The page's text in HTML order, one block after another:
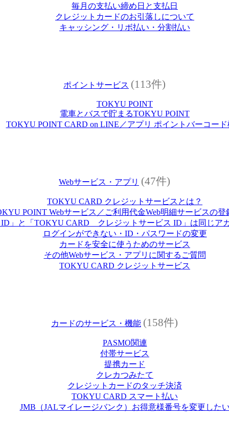
毎月の支払い締め日と支払日
クレジットカードのお引落しについて
キャッシング・リボ払い・分割払い
ポイントサービス (113件)
TOKYU POINT
電車とバスで貯まるTOKYU POINT
TOKYU POINT CARD on LINE／アプリ ポイントバーコード
Webサービス・アプリ (47件)
TOKYU CARD クレジットサービスとは？
POINT Webサービス／ご利用代金Web明細サービスの登
」と「TOKYU CARD クレジットサービス ID」は同じア
ログインができない・ID・パスワードの変更
カードを安全に使うためのサービス
その他Webサービス・アプリに関するご質問
TOKYU CARD クレジットサービス
カードのサービス・機能 (158件)
PASMO関連
付帯サービス
提携カード
クレカつみたて
クレジットカードのタッチ決済
TOKYU CARD スマート払い
JMB（JALマイレージバンク）お得意様番号を変更した